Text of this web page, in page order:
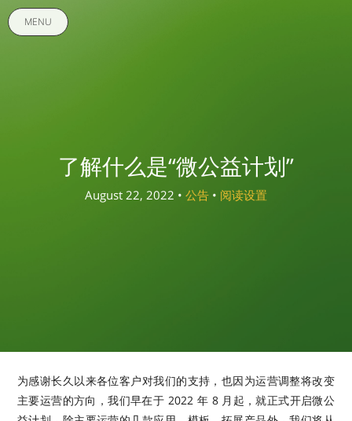
MENU
了解什么是“微公益计划”
August 22, 2022 • 公告• 阅读设置
为感谢长久以来各位客户对我们的支持，也因为运营调整将改变
主要运营的方向，我们早在于 2022 年 8 月起，就正式开启微公